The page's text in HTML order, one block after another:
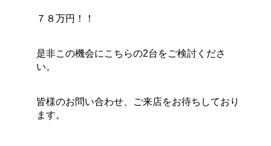
７８万円！！
是非この機会にこちらの2台をご検討くださ
い。
皆様のお問い合わせ、ご来店をお待ちしており
ます。